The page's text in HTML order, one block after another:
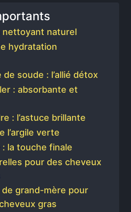
nettoyant naturel
hydratation
soude : l’allié détox
: absorbante et
: l’astuce brillante
l’argile verte
: la touche finale
pour des cheveux
grand-mère pour
gras